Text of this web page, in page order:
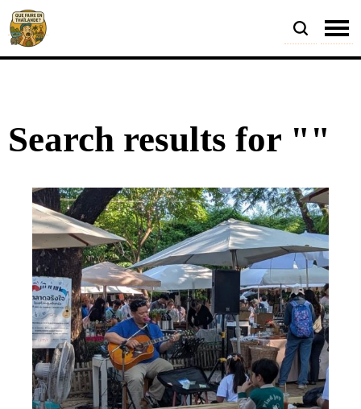
Search results for ""